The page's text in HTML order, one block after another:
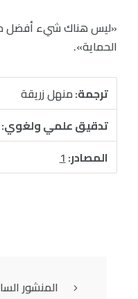
«ليس هناك شيء أفضل
الحماية».
ترجمة:منهل زريقة
تدقيق علمي
المصادر:1
المنشور